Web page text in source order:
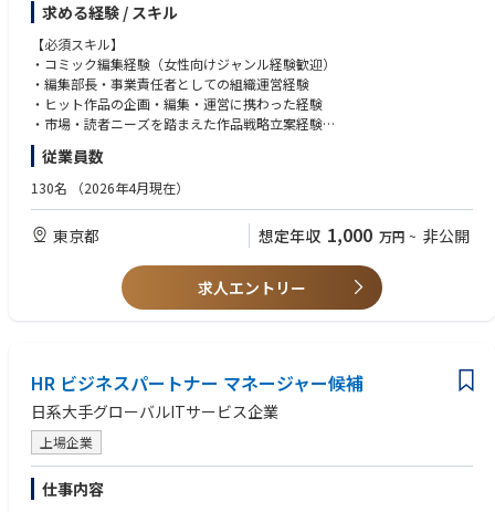
この仕事の魅力／やりがい
★ 希少性の高いキャリア形成
「開発経験 × AI × 組織開発」という、市場価値の極めて高いハイブリッ
ドなスキルセットを、20代のうちから実戦で磨くことができます。
★ 0→1の組織づくり
既成概念に捉われず、AI時代の新しい組織の在り方を自ら定義し、形にし
ていく手応えを得られます。
★ 経営層に近い視点
組織運営の根幹に関わるため、高い視座でビジネスと技術の融合を体感で
きる環境です。
【具体的な業務内容】
・編集方針・作品戦略の策定
・市場分析・読者分析・売上分析を踏まえた編集部戦略立案
・ジャンル長（MGR）との戦略共有および方針統一
・編集組織全体のマネジメント（育成・評価・組織設計）
・レーベルごとの課題抽出および改善推進
・広告部門と連携したSNS／広告／キャンペーン施策の推進
・データ分析を活用した作品改善・販売戦略立案
・作家・作品価値最大化に向けたIP戦略推進
・編集部全体の課題抽出、意思決定、戦略修正
求める経験 / スキル
【必須スキル】
・コミック編集経験（女性向けジャンル経験歓迎）
・編集部長・事業責任者としての組織運営経験
・ヒット作品の企画・編集・運営に携わった経験
・市場・読者ニーズを踏まえた作品戦略立案経験
・複数部署と連携しながらプロジェクト推進を行った経験
・データ分析を活用した改善提案・施策立案経験
・電子コミック市場への理解
【歓迎スキル】
・レーベル立ち上げ経験
・SNSマーケティング／デジタル広告運用知見
・電子書店との販促・営業連携経験
従業員数
130名 （2026年4月現在）
東京都 想定年収 1,000 万円 ~ 非公開
求人エントリー
HR ビジネスパートナー マネージャー候補
日系大手グローバルITサービス企業
上場企業
仕事内容